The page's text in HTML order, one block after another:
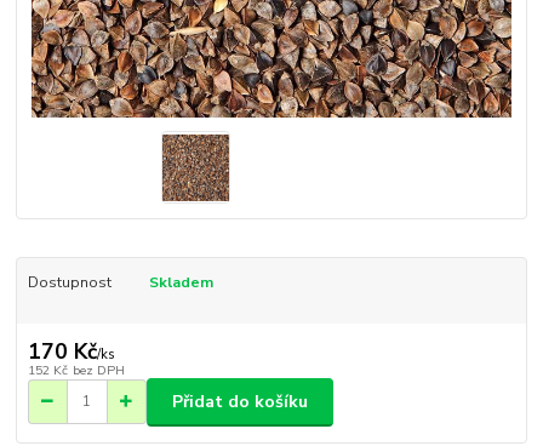
Dostupnost Skladem
170 Kč/ks
152 Kč bez DPH
Přidat do košíku